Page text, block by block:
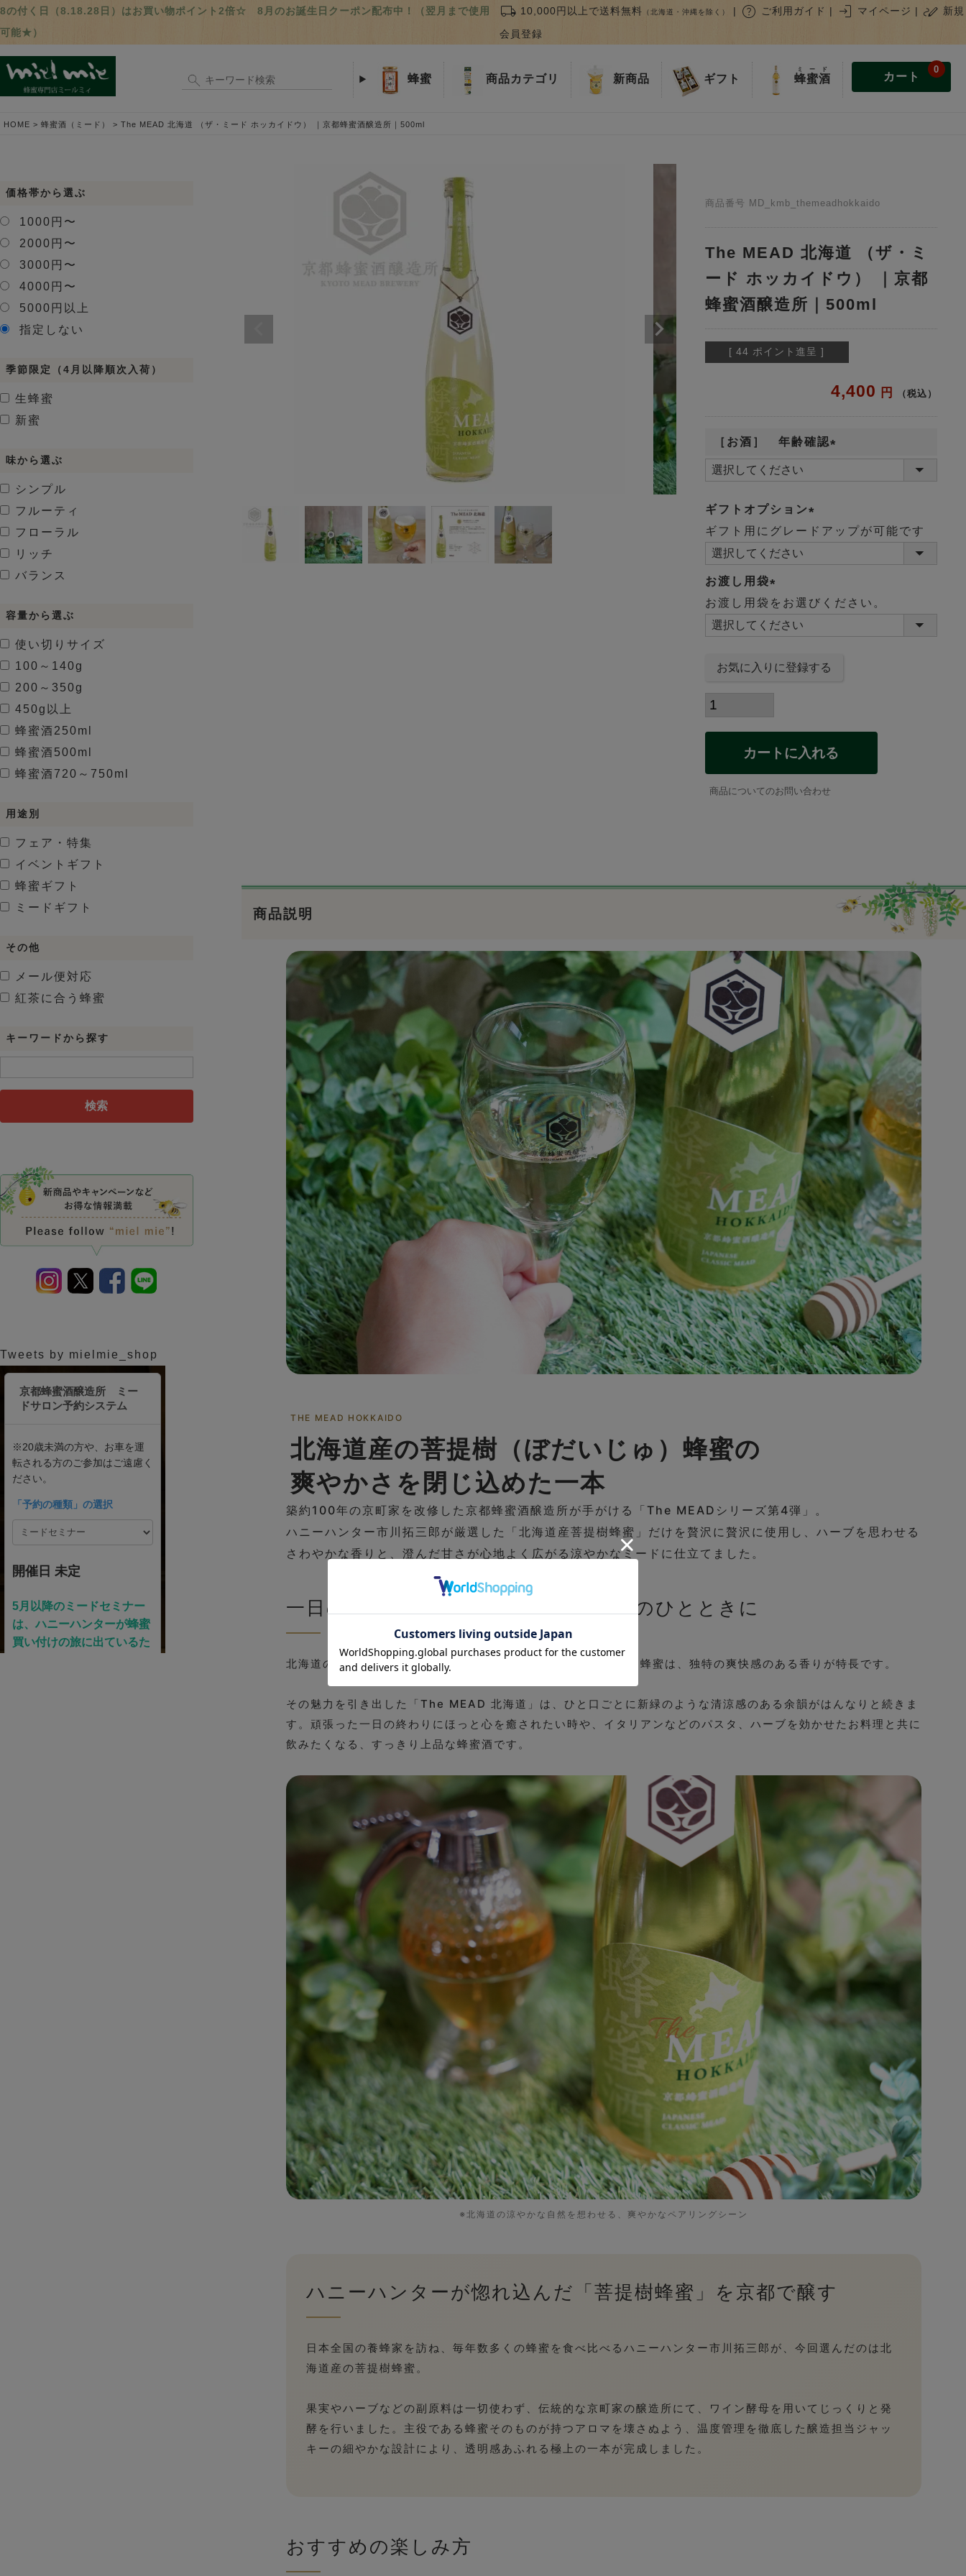
8の付く日（8.18.28日）はお買い物ポイント2倍☆ 8月のお誕生日クーポン配布中！（翌月まで使用
可能★）
local_shipping 10,000円以上で送料無料 （北海道・沖縄を除く） | help ご利用ガイド | login マイページ | stylus_note 新規
会員登録
蜂蜜 商品カテゴリ 新商品 ギフト 蜂蜜酒
ミード
カート
0
HOME 蜂蜜酒（ミード） The MEAD 北海道 （ザ・ミード ホッカイドウ） ｜京都蜂蜜酒醸造所｜500ml
商品番号 MD_kmb_themeadhokkaido
The MEAD 北海道 （ザ・ミ
ード ホッカイドウ） ｜京都
蜂蜜酒醸造所｜500ml
[ 44 ポイント進呈 ]
4,400 税込
［お酒］ 年齢確認
)
ギフトオプション
(
)
ギフト用にグレードアップが可能です
お渡し用袋
(
必
)
お渡し用袋をお選びください。
お気に入りに登録する
カートに入れる
商品についてのお問い合わせ
商品説明
THE MEAD HOKKAIDO
北海道産の菩提樹（ぼだいじゅ）蜂蜜の
爽やかさを閉じ込めた一本
築約100年の京町家を改修した京都蜂蜜酒醸造所が手がける「The MEADシリーズ第4弾」。
ハニーハンター市川拓三郎が厳選した「北海道産菩提樹蜂蜜」だけを贅沢に贅沢に使用し、ハーブを思わせる
さわやかな香りと、澄んだ甘さが心地よく広がる涼やかなミードに仕立てました。
一日の終わりに癒されたい時や、食卓のひとときに
北海道の広大な大地に咲く菩提樹（ぼだいじゅ）の花から採れた蜂蜜は、独特の爽快感のある香りが特長です。
その魅力を引き出した「The MEAD 北海道」は、ひと口ごとに新緑のような清涼感のある余韻がはんなりと続きま
す。頑張った一日の終わりにほっと心を癒されたい時や、イタリアンなどのパスタ、ハーブを効かせたお料理と共に
飲みたくなる、すっきり上品な蜂蜜酒です。
※北海道の涼やかな自然を想わせる、爽やかなペアリングシーン
ハニーハンターが惚れ込んだ「菩提樹蜂蜜」を京都で醸す
日本全国の養蜂家を訪ね、毎年数多くの蜂蜜を食べ比べるハニーハンター市川拓三郎が、今回選んだのは北
海道産の菩提樹蜂蜜。
果実やハーブなどの副原料は一切使わず、伝統的な京町家の醸造所にて、ワイン酵母を用いてじっくりと発
酵を行いました。主役である蜂蜜そのものが持つアロマを壊さぬよう、温度管理を徹底した醸造担当ジャッ
キーの細やかな設計により、透明感あふれる極上の一本が完成しました。
おすすめの楽しみ方
価格帯から選ぶ
1000円〜
2000円〜
3000円〜
4000円〜
5000円以上
指定しない
季節限定（4月以降順次入荷）
生蜂蜜
新蜜
味から選ぶ
シンプル
フルーティ
フローラル
リッチ
バランス
容量から選ぶ
使い切りサイズ
100～140g
200～350g
450g以上
蜂蜜酒250ml
蜂蜜酒500ml
蜂蜜酒720～750ml
用途別
フェア・特集
イベントギフト
蜂蜜ギフト
ミードギフト
その他
メール便対応
紅茶に合う蜂蜜
キーワードから探す
検索
Tweets by mielmie_shop